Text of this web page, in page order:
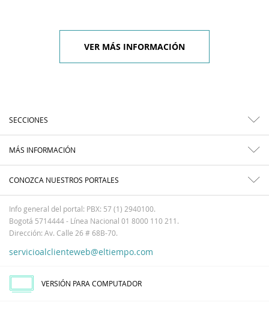
VER MÁS INFORMACIÓN
SECCIONES
MÁS INFORMACIÓN
CONOZCA NUESTROS PORTALES
Info general del portal: PBX: 57 (1) 2940100.
Bogotá 5714444 - Línea Nacional 01 8000 110 211.
Dirección: Av. Calle 26 # 68B-70.
servicioalclienteweb@eltiempo.com
VERSIÓN PARA COMPUTADOR